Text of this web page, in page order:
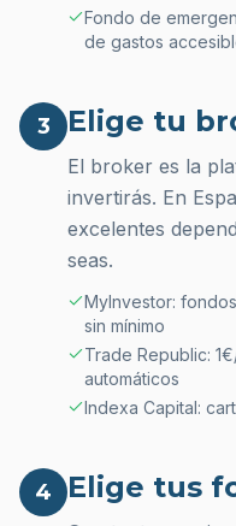
Fondo de
de gastos
3 Elige tu
El broker es la
invertirás. En
excelentes
seas.
MyInvestor:
sin mínimo
Trade Republic:
automáticos
Indexa Capital:
4 Elige tus